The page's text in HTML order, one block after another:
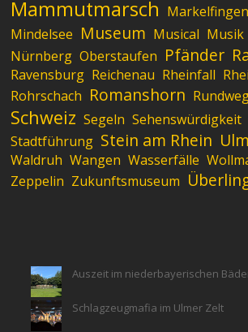
Mammutmarsch Markelfingen
Mindelsee Museum Musical Musik
Nürnberg Oberstaufen Pfänder
Ravensburg Reichenau Rheinfall
Rohrschach Romanshorn
Schweiz Segeln Sehenswürdigkeit
Stadtführung Stein am Rhein Ulm
Waldruh Wangen Wasserfälle
Zeppelin Zukunftsmuseum
Auszeit im niederbayerischen
Schlagzeugmafia im Ulmer Zelt